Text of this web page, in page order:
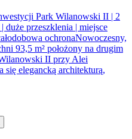
Park Wilanowski II | 2
duże przeszklenia | miejsce
ochronaNowoczesny,
93,5 m² położony na drugim
II przy Alei
elegancką architekturą,